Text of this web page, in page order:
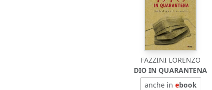
FAZZINI LORENZO
DIO IN QUARANTENA
anche in ebook